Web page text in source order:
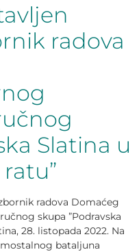
radova
Slatina u
radova Domaćeg
skupa ”Podravska
28. listopada 2022. Na
bataljuna